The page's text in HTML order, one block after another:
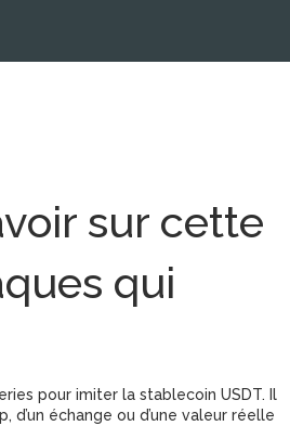
sur cette
qui
pour imiter la stablecoin USDT. Il
échange ou d’une valeur réelle